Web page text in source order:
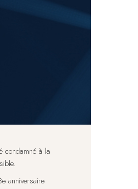
condamné à la
anniversaire